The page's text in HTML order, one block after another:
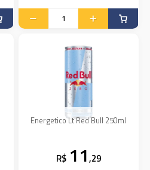
Energetico Lt Red Bull 250ml
R$ 11,29